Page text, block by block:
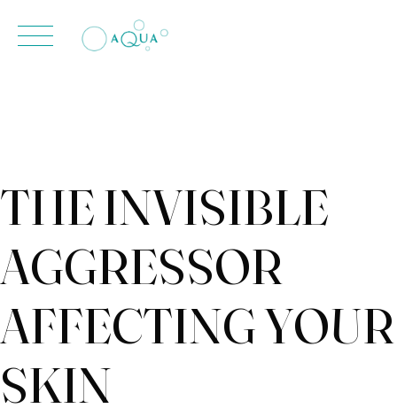
THE INVISIBLE
AGGRESSOR
AFFECTING YOUR
SKIN